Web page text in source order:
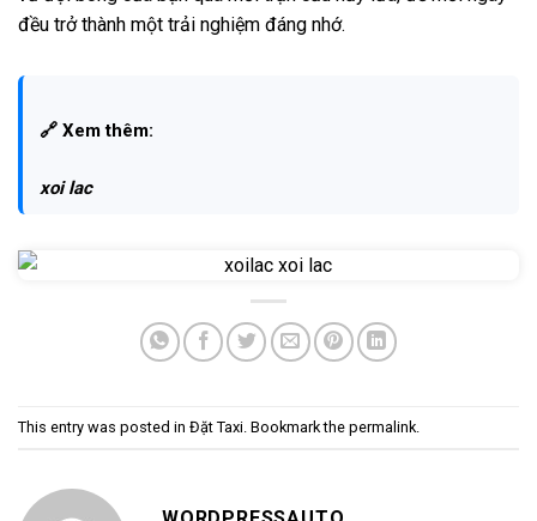
đều trở thành một trải nghiệm đáng nhớ.
🔗 Xem thêm:
xoi lac
This entry was posted in Đặt Taxi . Bookmark the permalink